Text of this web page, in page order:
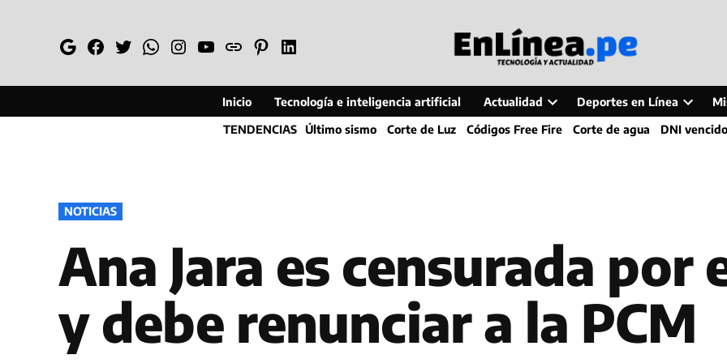
GoogleFacebook
TwitterWhatsapp
Instagram
YouTube
WebPinterestLinkedin
Inicio Tecnología e inteligencia artificial Actualidad
Open
dropdown
Deportes en Línea
Open
dropdown
TENDENCIAS Último sismo Corte de Luz Códigos Free Fire Corte de agua DNI vencido
PUBLICADO
EN
NOTICIAS
Ana Jara es censurada por
y debe renunciar a la PCM